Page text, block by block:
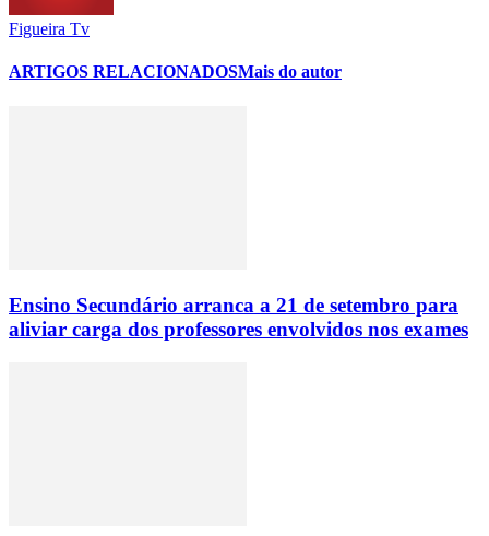
Figueira Tv
ARTIGOS RELACIONADOSMais do autor
Ensino Secundário arranca a 21 de setembro para
aliviar carga dos professores envolvidos nos exames